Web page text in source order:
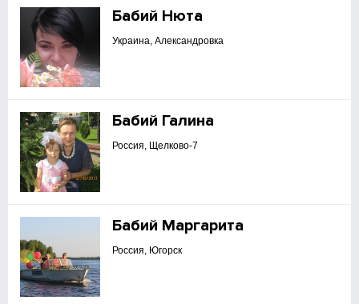
Бабий Нюта
Украина, Александровка
Бабий Галина
Россия, Щелково-7
Бабий Маргарита
Россия, Югорск